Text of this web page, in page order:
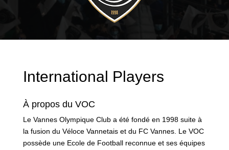
International Players
À propos du VOC
Le Vannes Olympique Club a été fondé en 1998 suite à
la fusion du Véloce Vannetais et du FC Vannes. Le VOC
possède une Ecole de Football reconnue et ses équipes